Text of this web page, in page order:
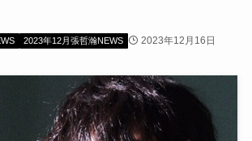
2023年12月張哲瀚NEWS 2023年12月16日